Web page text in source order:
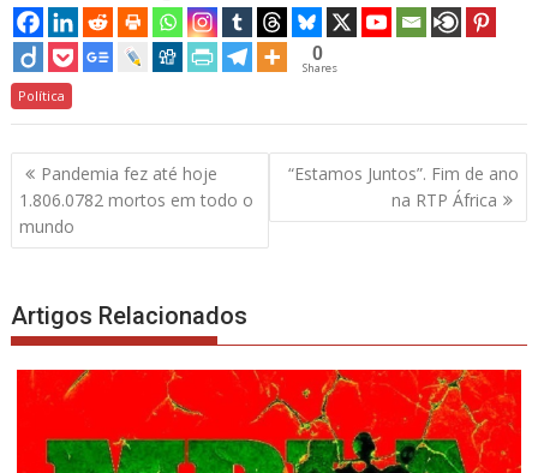
0
Shares
Política
Navegação
de
artigos
Pandemia fez até hoje
1.806.0782 mortos em todo o
mundo
“Estamos Juntos”. Fim de ano
na RTP África
Artigos Relacionados